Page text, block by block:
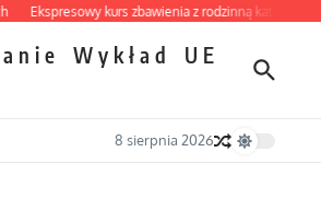
kurs zbawienia z rodzinną katastrofą
Wykład
UE
8 sierpnia 2026